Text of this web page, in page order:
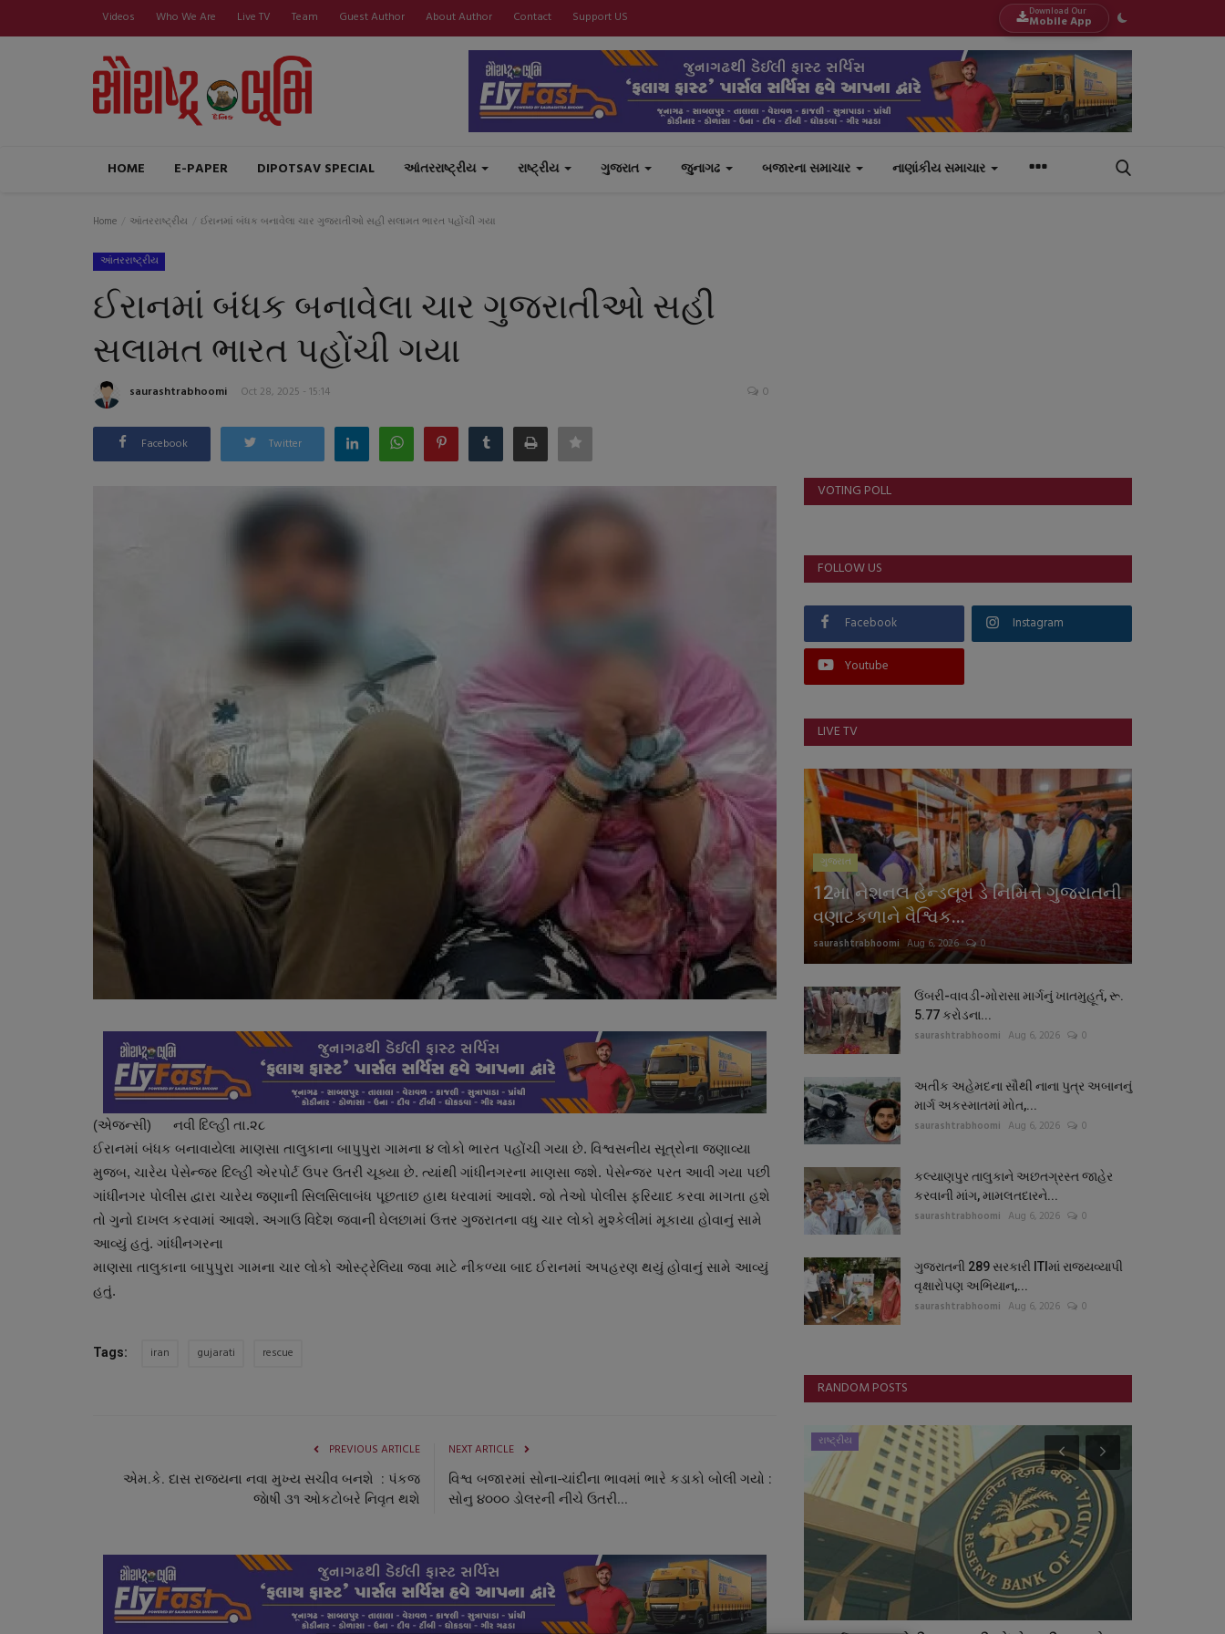
Videos Who We Are Live TV Team Guest Author About Author Contact Support US Download Our
Mobile App
HOME E-PAPER DIPOTSAV SPECIAL આંતરરાષ્ટ્રીય રાષ્ટ્રીય ગુજરાત જુનાગઢ બજારના સમાચાર નાણાંકીય સમાચાર
Home આંતરરાષ્ટ્રીય ઈરાનમાં બંધક બનાવેલા ચાર ગુજરાતીઓ સહી સલામત ભારત પહોંચી ગયા
આંતરરાષ્ટ્રીય
ઈરાનમાં બંધક બનાવેલા ચાર ગુજરાતીઓ સહી
સલામત ભારત પહોંચી ગયા
saurashtrabhoomi Oct 28, 2025 - 15:14 0
Facebook Twitter
(એજન્સી) નવી દિલ્હી તા.૨૮
ઈરાનમાં બંધક બનાવાયેલા માણસા તાલુકાના બાપુપુરા ગામના ૪ લોકો ભારત પહોંચી ગયા છે. વિશ્વસનીય સૂત્રોના જણાવ્યા
મુજબ, ચારેય પેસેન્જર દિલ્હી એરપોર્ટ ઉપર ઉતરી ચૂક્યા છે. ત્યાંથી ગાંધીનગરના માણસા જશે. પેસેન્જર પરત આવી ગયા પછી
ગાંધીનગર પોલીસ દ્વારા ચારેય જણાની સિલસિલાબંધ પૂછતાછ હાથ ધરવામાં આવશે. જો તેઓ પોલીસ ફરિયાદ કરવા માગતા હશે
તો ગુનો દાખલ કરવામાં આવશે. અગાઉ વિદેશ જવાની ઘેલછામાં ઉત્તર ગુજરાતના વધુ ચાર લોકો મુશ્કેલીમાં મૂકાયા હોવાનું સામે
આવ્યું હતું. ગાંધીનગરના
માણસા તાલુકાના બાપુપુરા ગામના ચાર લોકો ઓસ્ટ્રેલિયા જવા માટે નીકળ્યા બાદ ઈરાનમાં અપહરણ થયું હોવાનું સામે આવ્યું
હતું.
Tags: iran gujarati rescue
PREVIOUS ARTICLE
એમ.કે. દાસ રાજયના નવા મુખ્ય સચીવ બનશે : પંકજ
જાેષી ૩૧ ઓકટોબરે નિવૃત થશે
NEXT ARTICLE
વિશ્વ બજારમાં સોના-ચાંદીના ભાવમાં ભારે કડાકો બોલી ગયો :
સોનુ ૪૦૦૦ ડોલરની નીચે ઉતરી...
VOTING POLL
FOLLOW US
Facebook Instagram
Youtube
LIVE TV
ગુજરાત
12મા નેશનલ હેન્ડલૂમ ડે નિમિત્તે ગુજરાતની
વણાટકળાને વૈશ્વિક...
saurashtrabhoomi Aug 6, 2026 0
ઉંબરી-વાવડી-મોરાસા માર્ગનું ખાતમુહૂર્ત, રૂ.
5.77 કરોડના...
saurashtrabhoomi Aug 6, 2026 0
અતીક અહેમદના સૌથી નાના પુત્ર અબાનનું
માર્ગ અકસ્માતમાં મોત,...
saurashtrabhoomi Aug 6, 2026 0
કલ્યાણપુર તાલુકાને અછતગ્રસ્ત જાહેર
કરવાની માંગ, મામલતદારને...
saurashtrabhoomi Aug 6, 2026 0
ગુજરાતની 289 સરકારી ITIમાં રાજ્યવ્યાપી
વૃક્ષારોપણ અભિયાન,...
saurashtrabhoomi Aug 6, 2026 0
RANDOM POSTS
રાષ્ટ્રીય